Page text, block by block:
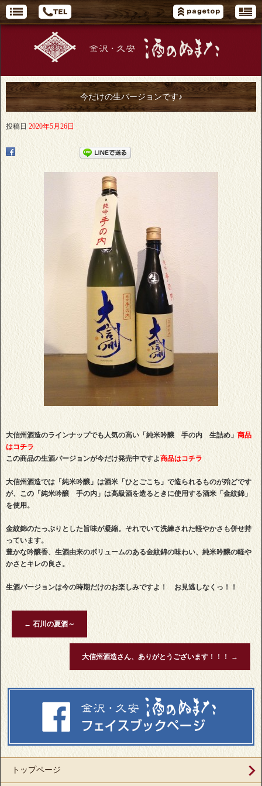
今だけの生バージョンです♪
投稿日 2020年5月26日
大信州酒造のラインナップでも人気の高い「純米吟醸 手の内 生詰め」 商品
はコチラ
この商品の生酒バージョンが今だけ発売中ですよ商品はコチラ
大信州酒造では「純米吟醸」は酒米「ひとごこち」で造られるものが殆どです
が、この「純米吟醸 手の内」は高級酒を造るときに使用する酒米「金紋錦」
を使用。
金紋錦のたっぷりとした旨味が凝縮。それでいて洗練された軽やかさも併せ持
っています。
豊かな吟醸香、生酒由来のボリュームのある金紋錦の味わい、純米吟醸の軽や
かさとキレの良さ。
生酒バージョンは今の時期だけのお楽しみですよ！ お見逃しなくっ！！
← 石川の夏酒～
大信州酒造さん、ありがとうございます！！！ →
トップページ